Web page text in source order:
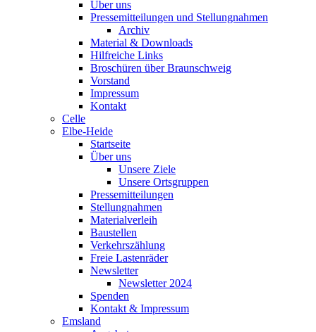
Über uns
Pressemitteilungen und Stellungnahmen
Archiv
Material & Downloads
Hilfreiche Links
Broschüren über Braunschweig
Vorstand
Impressum
Kontakt
Celle
Elbe-Heide
Startseite
Über uns
Unsere Ziele
Unsere Ortsgruppen
Pressemitteilungen
Stellungnahmen
Materialverleih
Baustellen
Verkehrszählung
Freie Lastenräder
Newsletter
Newsletter 2024
Spenden
Kontakt & Impressum
Emsland